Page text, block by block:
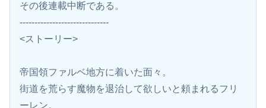
その後連載中断である。
------------------------------
<ストーリー>
帝国領ファルベ地方に着いた面々。
街道を荒らす魔物を退治して欲しいと頼まれるフリ
ーレン。